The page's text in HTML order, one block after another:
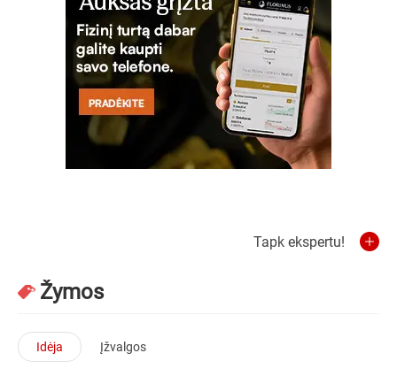
Tapk ekspertu!
Žymos
Idėja Įžvalgos